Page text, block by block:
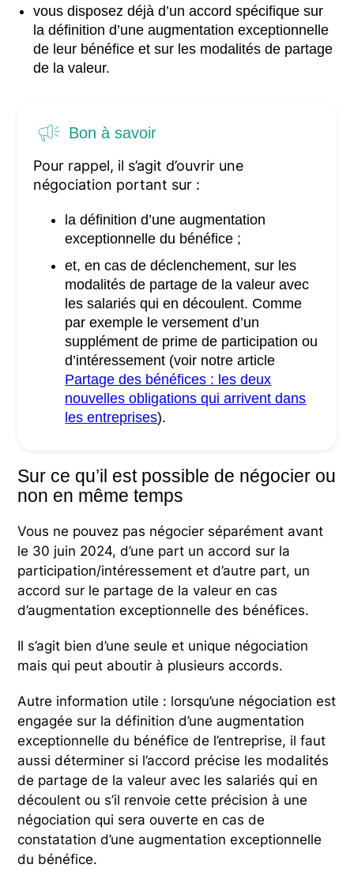
vous disposez déjà d’un accord spécifique sur
la définition d’une augmentation exceptionnelle
de leur bénéfice et sur les modalités de partage
de la valeur.
Bon à savoir
Pour rappel, il s’agit d’ouvrir une
négociation portant sur :
la définition d’une augmentation
exceptionnelle du bénéfice ;
et, en cas de déclenchement, sur les
modalités de partage de la valeur avec
les salariés qui en découlent. Comme
par exemple le versement d’un
supplément de prime de participation ou
d’intéressement (voir notre article
Partage des bénéfices : les deux
nouvelles obligations qui arrivent dans
les entreprises).
Sur ce qu’il est possible de négocier ou
non en même temps
Vous ne pouvez pas négocier séparément avant
le 30 juin 2024, d’une part un accord sur la
participation/intéressement et d’autre part, un
accord sur le partage de la valeur en cas
d’augmentation exceptionnelle des bénéfices.
Il s’agit bien d’une seule et unique négociation
mais qui peut aboutir à plusieurs accords.
Autre information utile : lorsqu’une négociation est
engagée sur la définition d’une augmentation
exceptionnelle du bénéfice de l’entreprise, il faut
aussi déterminer si l’accord précise les modalités
de partage de la valeur avec les salariés qui en
découlent ou s’il renvoie cette précision à une
négociation qui sera ouverte en cas de
constatation d’une augmentation exceptionnelle
du bénéfice.